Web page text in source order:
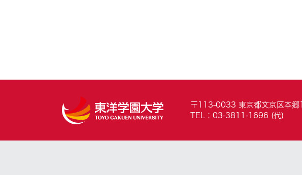
〒113-0033 東京都文京区本
TEL：03-3811-1696 (代)